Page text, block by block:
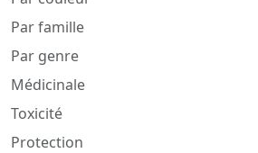
Par famille
Par genre
Médicinale
Toxicité
Protection